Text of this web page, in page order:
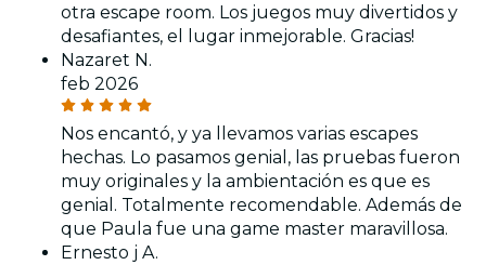
otra escape room. Los juegos muy divertidos y
desafiantes, el lugar inmejorable. Gracias!
Nazaret N.
feb 2026
Nos encantó, y ya llevamos varias escapes
hechas. Lo pasamos genial, las pruebas fueron
muy originales y la ambientación es que es
genial. Totalmente recomendable. Además de
que Paula fue una game master maravillosa.
Ernesto j A.